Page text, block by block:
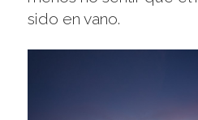
sido en vano.